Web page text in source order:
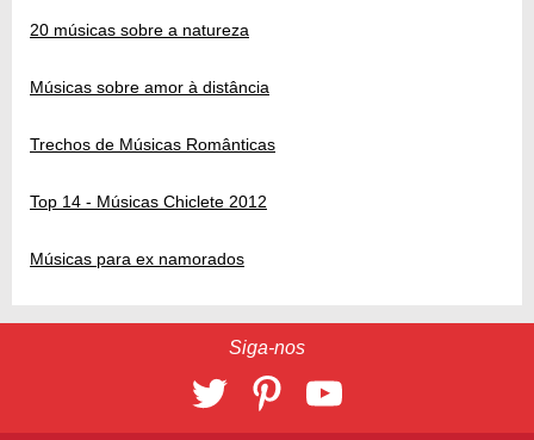
20 músicas sobre a natureza
Músicas sobre amor à distância
Trechos de Músicas Românticas
Top 14 - Músicas Chiclete 2012
Músicas para ex namorados
Siga-nos